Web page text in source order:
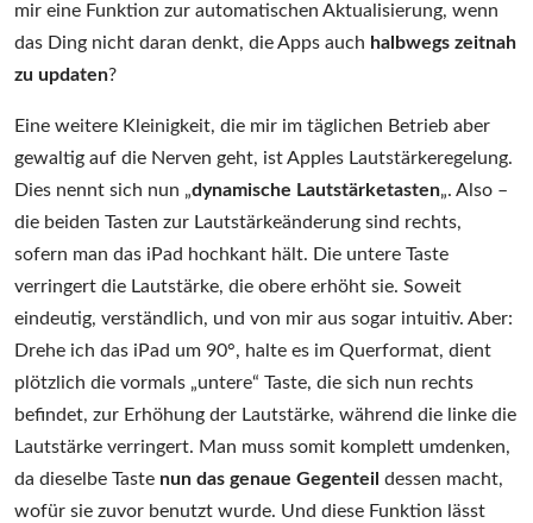
mir eine Funktion zur automatischen Aktualisierung, wenn
das Ding nicht daran denkt, die Apps auch halbwegs zeitnah
zu updaten?
Eine weitere Kleinigkeit, die mir im täglichen Betrieb aber
gewaltig auf die Nerven geht, ist Apples Lautstärkeregelung.
Dies nennt sich nun „dynamische Lautstärketasten„. Also –
die beiden Tasten zur Lautstärkeänderung sind rechts,
sofern man das iPad hochkant hält. Die untere Taste
verringert die Lautstärke, die obere erhöht sie. Soweit
eindeutig, verständlich, und von mir aus sogar intuitiv. Aber:
Drehe ich das iPad um 90°, halte es im Querformat, dient
plötzlich die vormals „untere“ Taste, die sich nun rechts
befindet, zur Erhöhung der Lautstärke, während die linke die
Lautstärke verringert. Man muss somit komplett umdenken,
da dieselbe Taste nun das genaue Gegenteil dessen macht,
wofür sie zuvor benutzt wurde. Und diese Funktion lässt